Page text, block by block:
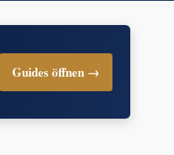
Guides öffnen →